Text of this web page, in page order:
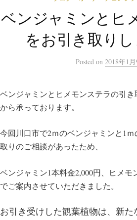
ベンジャミンとヒ
をお引き取りし
Posted on 2018年1
ベンジャミンとヒメモンステラの引き
から承っております。
今回川口市で2ｍのベンジャミンと1
取りのご相談があったため、
ベンジャミン1本料金2,000円、ヒメモ
でご案内させていただきました。
お引き受けした観葉植物は、新た